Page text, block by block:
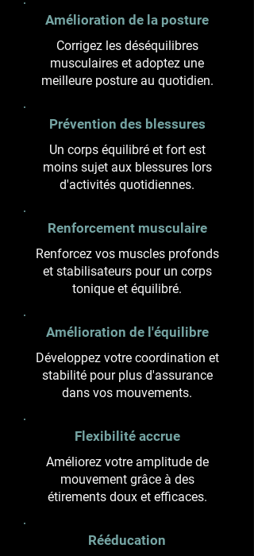
Amélioration de la posture
Corrigez les déséquilibres
musculaires et adoptez une
meilleure posture au quotidien.
Prévention des blessures
Un corps équilibré et fort est
moins sujet aux blessures lors
d'activités quotidiennes.
Renforcement musculaire
Renforcez vos muscles profonds
et stabilisateurs pour un corps
tonique et équilibré.
Amélioration de l'équilibre
Développez votre coordination et
stabilité pour plus d'assurance
dans vos mouvements.
Flexibilité accrue
Améliorez votre amplitude de
mouvement grâce à des
étirements doux et efficaces.
Rééducation